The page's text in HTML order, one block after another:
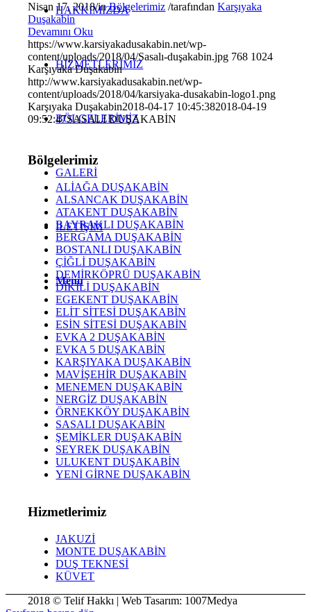
HAKKIMIZDA
HİZMETLERİMİZ
BÖLGELERİMİZ
GALERİ
İLETİŞİM
Menu
Nisan 17, 2018/inBölgelerimiz /tarafındanKarşıyaka
Duşakabin
Devamını Oku
https://www.karsiyakadusakabin.net/wp-
content/uploads/2018/04/Sasalı-duşakabin.jpg 768 1024
Karşıyaka Duşakabin
http://www.karsiyakadusakabin.net/wp-
content/uploads/2018/04/karsiyaka-dusakabin-logo1.png
Karşıyaka Duşakabin2018-04-17 10:45:382018-04-19
09:52:47SASALI DUŞAKABİN
Bölgelerimiz
ALİAĞA DUŞAKABİN
ALSANCAK DUŞAKABİN
ATAKENT DUŞAKABİN
BAYRAKLI DUŞAKABİN
BERGAMA DUŞAKABİN
BOSTANLI DUŞAKABİN
ÇİĞLİ DUŞAKABİN
DEMİRKÖPRÜ DUŞAKABİN
DİKİLİ DUŞAKABİN
EGEKENT DUŞAKABİN
ELİT SİTESİ DUŞAKABİN
ESİN SİTESİ DUŞAKABİN
EVKA 2 DUŞAKABİN
EVKA 5 DUŞAKABİN
KARŞIYAKA DUŞAKABİN
MAVİŞEHİR DUŞAKABİN
MENEMEN DUŞAKABİN
NERGİZ DUŞAKABİN
ÖRNEKKÖY DUŞAKABİN
SASALI DUŞAKABİN
ŞEMİKLER DUŞAKABİN
SEYREK DUŞAKABİN
ULUKENT DUŞAKABİN
YENİ GİRNE DUŞAKABİN
Hizmetlerimiz
JAKUZİ
MONTE DUŞAKABİN
DUŞ TEKNESİ
KÜVET
2018 © Telif Hakkı | Web Tasarım: 1007Medya